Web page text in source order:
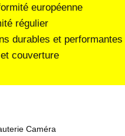
européenne
régulier
durables et performantes
couverture
Caméra